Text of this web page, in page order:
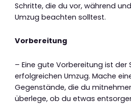
Schritte, die du vor, während
Umzug beachten solltest.
Vorbereitung
– Eine gute Vorbereitung ist der
erfolgreichen Umzug. Mache
Gegenstände, die du
überlege, ob du etwas